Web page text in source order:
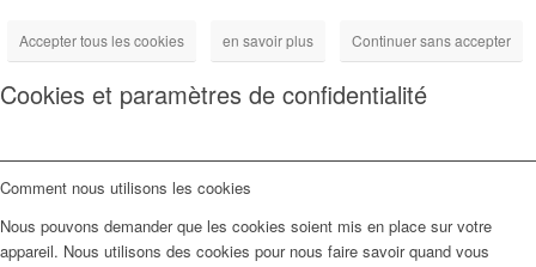
Accepter tous les cookies en savoir plus Continuer sans accepter
Cookies et paramètres de confidentialité
Comment nous utilisons les cookies
Nous pouvons demander que les cookies soient mis en place sur votre
appareil. Nous utilisons des cookies pour nous faire savoir quand vous